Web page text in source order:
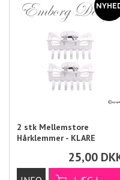
2 stk Mellemstore
Hårklemmer - KLARE
25,00